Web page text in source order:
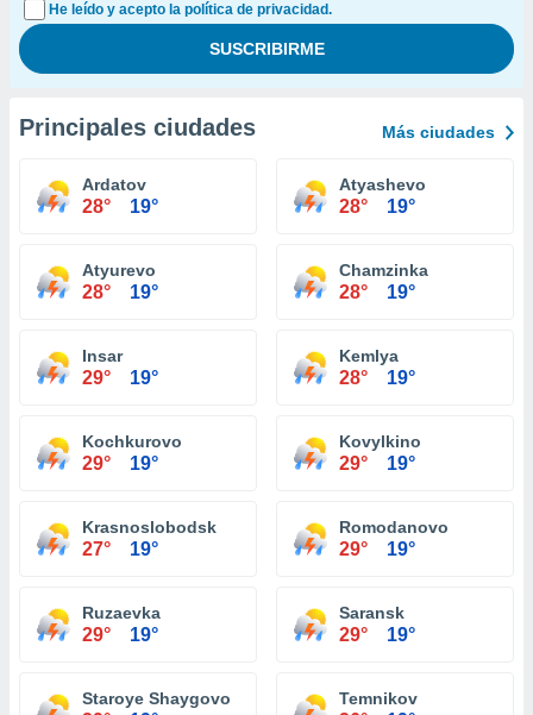
He leído y acepto la política de privacidad.
Principales ciudades Más ciudades
Ardatov
28° 19°
Atyashevo
28° 19°
Atyurevo
28° 19°
Chamzinka
28° 19°
Insar
29° 19°
Kemlya
28° 19°
Kochkurovo
29° 19°
Kovylkino
29° 19°
Krasnoslobodsk
27° 19°
Romodanovo
29° 19°
Ruzaevka
29° 19°
Saransk
29° 19°
Staroye Shaygovo Temnikov